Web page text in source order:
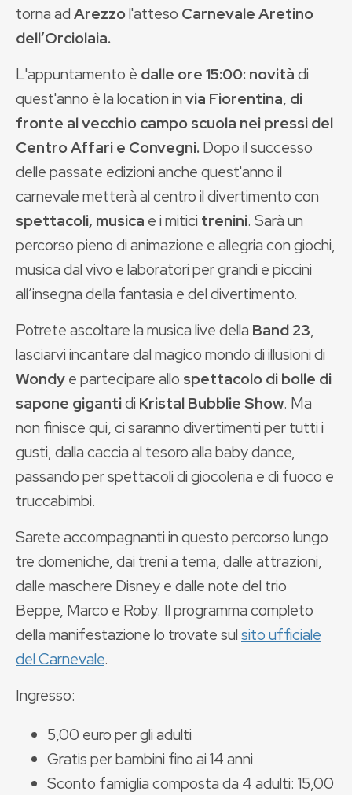
torna adArezzol'atteso Carnevale Aretino
dell’Orciolaia.
L'appuntamento è dalle ore 15:00:novitàdi
quest'anno è la location invia Fiorentina, di
fronte al vecchio campo scuola nei pressi del
Centro Affari e Convegni.Dopo il successo
delle passate edizioni anche quest'anno il
carnevale metterà al centro il divertimento con
spettacoli, musica e i mitici trenini. Sarà un
percorso pieno di animazione e allegria con giochi,
musica dal vivo e laboratori per grandi e piccini
all’insegna della fantasia e del divertimento.
Potrete ascoltare la musica live della Band 23,
lasciarvi incantare dal magico mondo di illusioni di
Wondye partecipare allo spettacolo di bolle di
sapone gigantidi Kristal Bubblie Show. Ma
non finisce qui, ci saranno divertimenti per tutti i
gusti, dalla caccia al tesoro alla baby dance,
passando per spettacoli di giocoleria e di fuoco e
truccabimbi.
Sarete accompagnanti in questo percorso lungo
tre domeniche, dai treni a tema, dalle attrazioni,
dalle maschere Disney e dalle note del trio
Beppe, Marco e Roby. Il programma completo
della manifestazione lo trovate sulsito ufficiale
del Carnevale.
Ingresso:
5,00 euro per gli adulti
Gratis per bambini fino ai 14 anni
Sconto famiglia composta da 4 adulti: 15,00